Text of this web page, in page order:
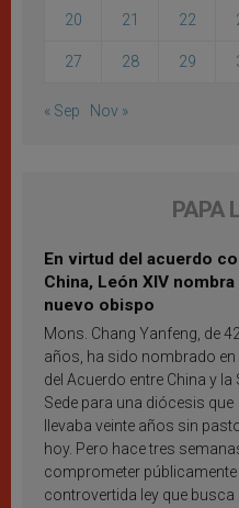
20 21 22
27 28 29
« Sep Nov »
PAPA
En virtud del acuerdo
China, León XIV nombra
nuevo obispo
Mons. Chang Yanfeng, de
años, ha sido nombrado en
del Acuerdo entre China y la
Sede para una diócesis que
llevaba veinte años sin
hoy. Pero hace tres
comprometer
controvertida ley que busca